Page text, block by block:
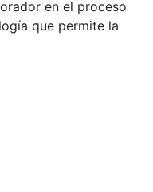
en el proceso
que permite la